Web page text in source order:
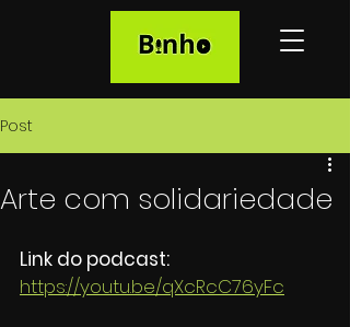
Post
Arte com solidariedade
Link do podcast:
https://youtu.be/qXcRcC76yFc